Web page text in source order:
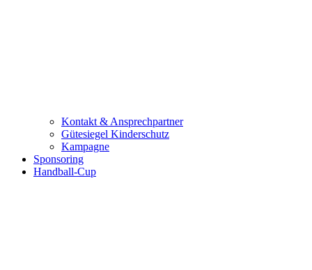
Kontakt & Ansprechpartner
Gütesiegel Kinderschutz
Kampagne
Sponsoring
Handball-Cup